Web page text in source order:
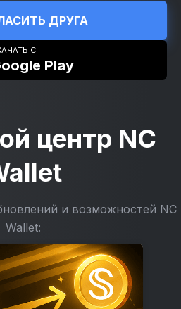
ДРУГА
С
Play
центр NC
и возможностей NC
Wallet: